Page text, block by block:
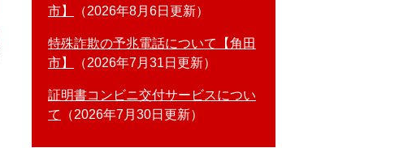
市】
2026年8月6日更新
特殊詐欺の予兆電話について【角田
市】
2026年7月31日更新
証明書コンビニ交付サービスについ
て
2026年7月30日更新